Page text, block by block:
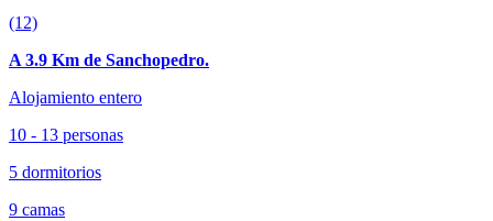
(12)
A 3.9 Km de Sanchopedro.
Alojamiento entero
10 - 13 personas
5 dormitorios
9 camas